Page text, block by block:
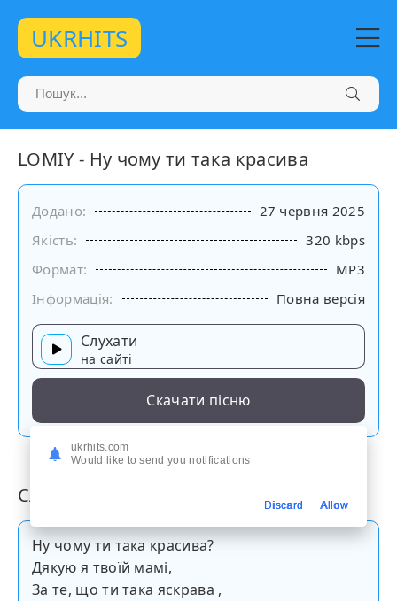
UKRHITS
LOMIY - Ну чому ти така красива
Додано:
27 червня 2025
Якість:
320 kbps
Формат:
MP3
Інформація:
Повна версія
Слухати
на сайті
Скачати пісню
Слова пісні
Ну чому ти така красива?
Дякую я твоїй мамі,
За те, що ти така яскрава ,
ukrhits.com
Would like to send you notifications
Discard Allow